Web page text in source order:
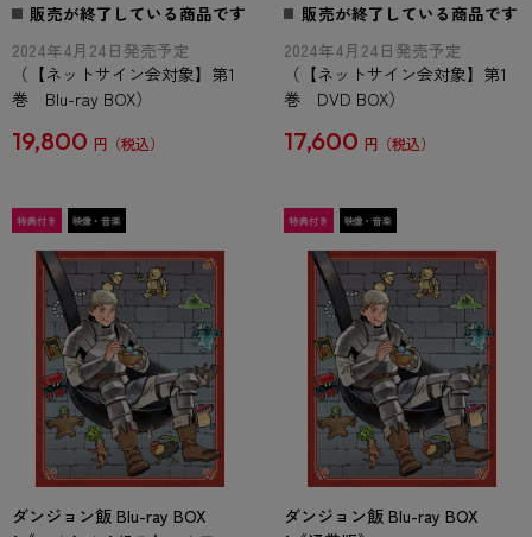
販売が終了している商品です
2024年4月24日発売予定
（【ネットサイン会対象】第1
巻 Blu-ray BOX）
19,800 円
販売が終了している商品です
2024年4月24日発売予定
（【ネットサイン会対象】第1
巻 DVD BOX）
17,600 円
ダンジョン飯 Blu-ray BOX
ダンジョン飯 Blu-ray BOX